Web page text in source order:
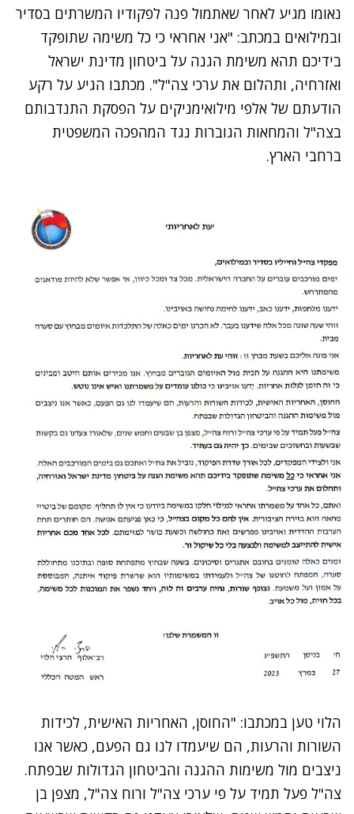
נאומו מגיע לאחר שאתמול פנה לפקודיו המשרתים בסדיר
ובמילואים במכתב: "אני אחראי כי כל משימה שתופקד
בידיכם תהא משימת הגנה על ביטחון מדינת ישראל
ואזרחיה, ותהלום את ערכי צה"ל". מכתבו הגיע על רקע
הודעתם של אלפי מילואימניקים על הפסקת התנדבותם
בצה"ל והמחאות הגוברות נגד המהפכה המשפטית
ברחבי הארץ.
הלוי טען במכתבו: "החוסן, האחריות האישית, לכידות
השורות והרעות, הם שיעמדו לנו גם הפעם, כאשר אנו
ניצבים מול משימות ההגנה והביטחון הגדולות שבפתח.
צה"ל פעל תמיד על פי ערכי צה"ל ורוח צה"ל, מצפן בן